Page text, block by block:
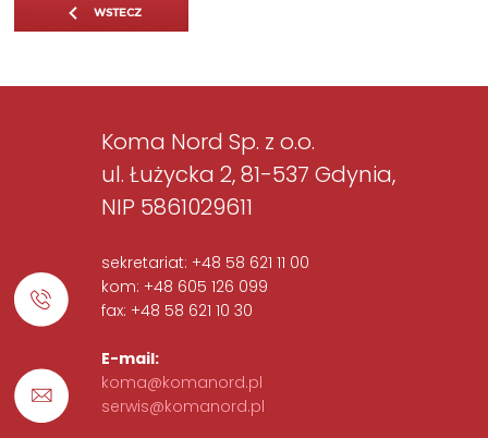
WSTECZ
Koma Nord Sp. z o.o.
ul. Łużycka 2, 81-537 Gdynia,
NIP 5861029611
sekretariat: +48 58 621 11 00
kom: +48 605 126 099
fax: +48 58 621 10 30
E-mail:
koma@komanord.pl
serwis@komanord.pl